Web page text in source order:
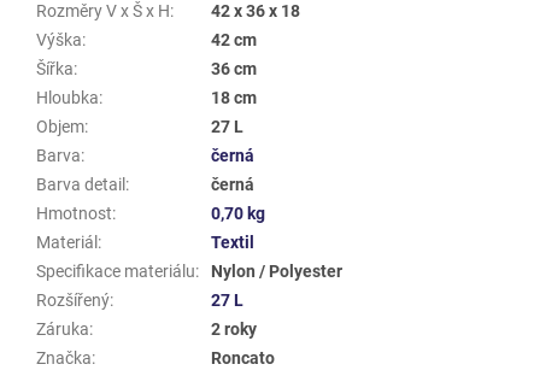
Rozměry V x Š x H:
42 x 36 x 18
Výška:
42 cm
Šířka:
36 cm
Hloubka:
18 cm
Objem:
27 L
Barva:
černá
Barva detail :
černá
Hmotnost:
0,70 kg
Materiál :
Textil
Specifikace materiálu:
Nylon / Polyester
Rozšířený:
27 L
Záruka:
2 roky
Značka:
Roncato